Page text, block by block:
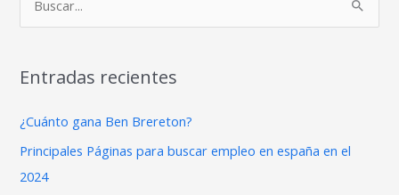
c
Entradas recientes
¿Cuánto gana Ben Brereton?
Principales Páginas para buscar empleo en españa en el
2024